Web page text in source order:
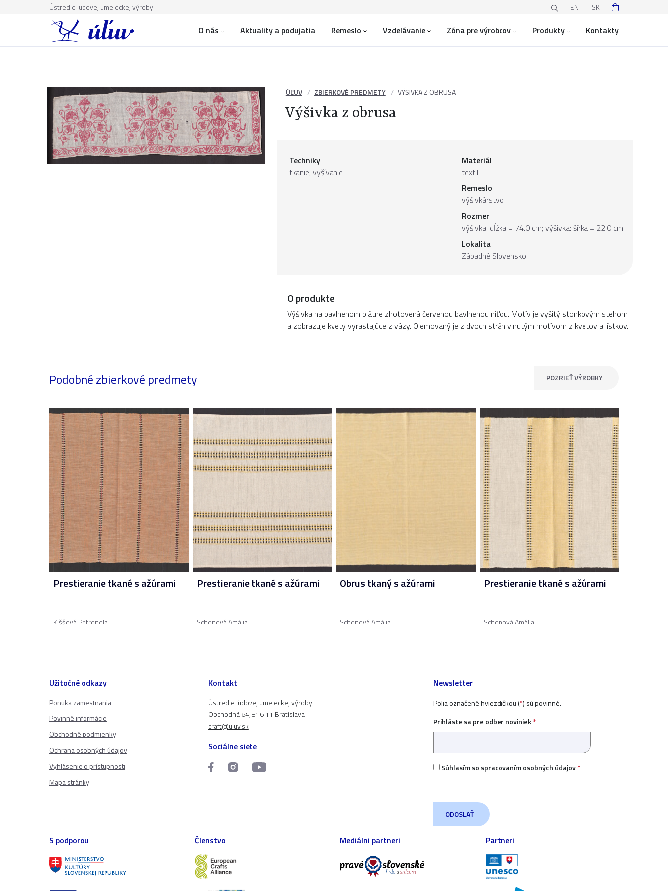
Ústredie ľudovej umeleckej výroby EN SK
O nás Aktuality a podujatia Remeslo Vzdelávanie Zóna pre výrobcov Produkty Kontakty
ÚĽUV ZBIERKOVÉ PREDMETY VÝŠIVKA Z OBRUSA
Výšivka z obrusa
Techniky
tkanie, vyšívanie
Materiál
textil
Remeslo
výšivkárstvo
Rozmer
výšivka: dĺžka = 74.0 cm; výšivka: šírka = 22.0 cm
Lokalita
Západné Slovensko
O produkte
Výšivka na bavlnenom plátne zhotovená červenou bavlnenou niťou. Motív je vyšitý stonkovým stehom
a zobrazuje kvety vyrastajúce z vázy. Olemovaný je z dvoch strán vinutým motívom z kvetov a lístkov.
Podobné zbierkové predmety POZRIEŤ VÝROBKY
Prestieranie tkané s ažúrami
Kiššová Petronela
Prestieranie tkané s ažúrami
Schönová Amália
Obrus tkaný s ažúrami
Schönová Amália
Prestieranie tkané s ažúrami
Schönová Amália
Užitočné odkazy
Ponuka zamestnania
Povinné informácie
Obchodné podmienky
Ochrana osobných údajov
Vyhlásenie o prístupnosti
Mapa stránky
Kontakt
Ústredie ľudovej umeleckej výroby
Obchodná 64, 816 11 Bratislava
craft@uluv.sk
Sociálne siete
Newsletter
Polia označené hviezdičkou (*) sú povinné.
Prihláste sa pre odber noviniek*
Súhlasím so spracovaním osobných údajov*
S podporou Členstvo Mediálni partneri Partneri